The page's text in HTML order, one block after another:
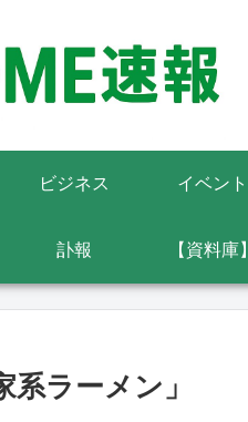
ビジネス イベント
訃報 【資料庫】
ラーメン」